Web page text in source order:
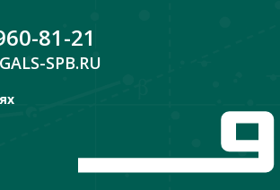
81-21
SPB.RU